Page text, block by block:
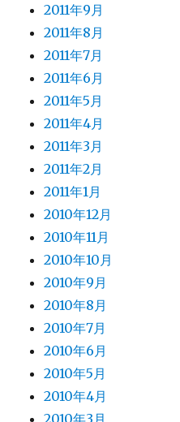
2011年9月
2011年8月
2011年7月
2011年6月
2011年5月
2011年4月
2011年3月
2011年2月
2011年1月
2010年12月
2010年11月
2010年10月
2010年9月
2010年8月
2010年7月
2010年6月
2010年5月
2010年4月